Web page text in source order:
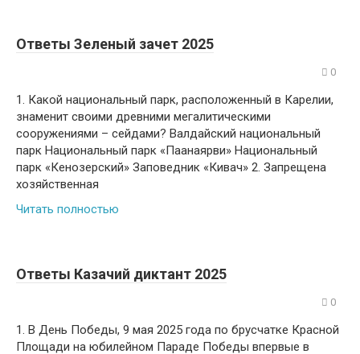
Ответы Зеленый зачет 2025
0
1. Какой национальный парк, расположенный в Карелии,
знаменит своими древними мегалитическими
сооружениями – сейдами? Валдайский национальный
парк Национальный парк «Паанаярви» Национальный
парк «Кенозерский» Заповедник «Кивач» 2. Запрещена
хозяйственная
Читать полностью
Ответы Казачий диктант 2025
0
1. В День Победы, 9 мая 2025 года по брусчатке Красной
Площади на юбилейном Параде Победы впервые в